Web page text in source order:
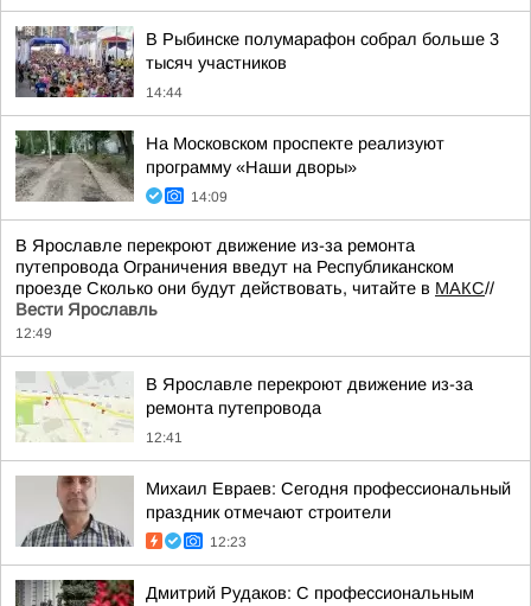
В Рыбинске полумарафон собрал больше 3
тысяч участников
14:44
На Московском проспекте реализуют
программу «Наши дворы»
14:09
В Ярославле перекроют движение из-за ремонта
путепровода Ограничения введут на Республиканском
проезде Сколько они будут действовать, читайте в МАКС//
Вести Ярославль
12:49
В Ярославле перекроют движение из-за
ремонта путепровода
12:41
Михаил Евраев: Сегодня профессиональный
праздник отмечают строители
12:23
Дмитрий Рудаков: С профессиональным